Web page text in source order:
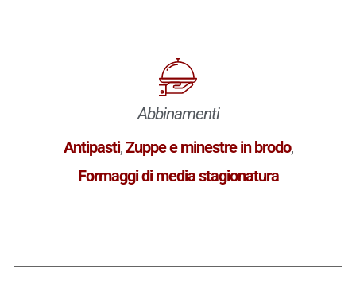
Abbinamenti
Antipasti,Zuppe e minestre in brodo,
Formaggi di media stagionatura